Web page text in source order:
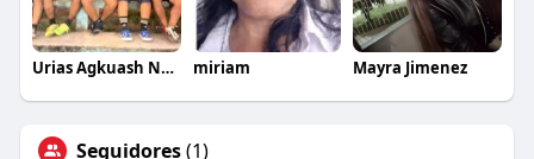
Urias Agkuash Nunig miriam Mayra Jimenez
Seguidores(1)